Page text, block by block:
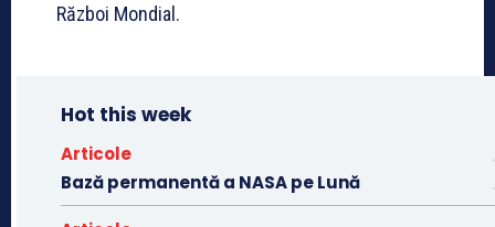
Război Mondial.
Hot this week
Articole
Bază permanentă a NASA pe Lună